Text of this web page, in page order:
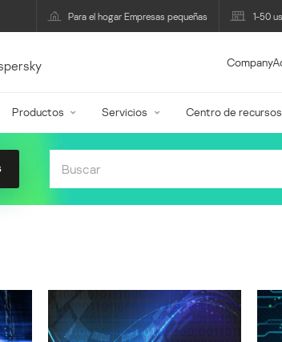
Para el hogar Empresas pequeñas 1-50
Productos Servicios Centro de recursos